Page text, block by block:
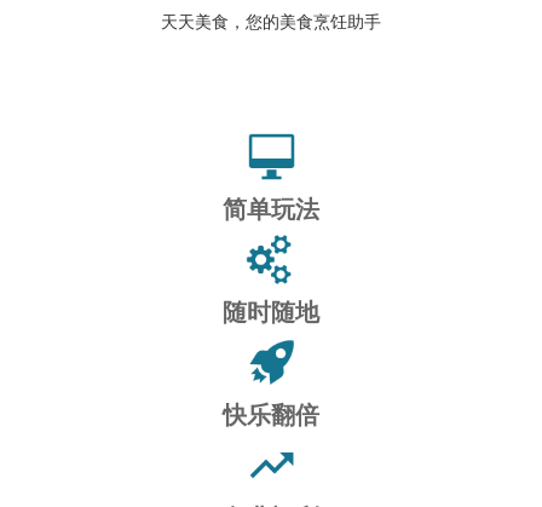
天天美食，您的美食烹饪助手
简单玩法
随时随地
快乐翻倍